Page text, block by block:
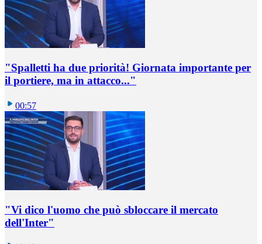
"Spalletti ha due priorità! Giornata importante per
il portiere, ma in attacco..."
00:57
"Vi dico l'uomo che può sbloccare il mercato
dell'Inter"